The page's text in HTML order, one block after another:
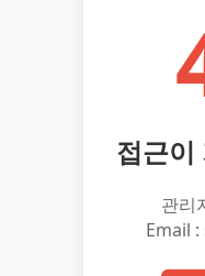
접근이
관리
Email